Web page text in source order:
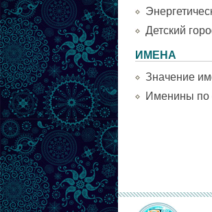
Детский
ИМЕНА
Значение
Именины по